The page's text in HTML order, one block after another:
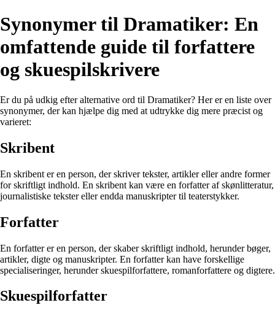
Synonymer til Dramatiker: En
omfattende guide til forfattere
og skuespilskrivere
Er du på udkig efter alternative ord til Dramatiker? Her er en liste over
synonymer, der kan hjælpe dig med at udtrykke dig mere præcist og
varieret:
Skribent
En skribent er en person, der skriver tekster, artikler eller andre former
for skriftligt indhold. En skribent kan være en forfatter af skønlitteratur,
journalistiske tekster eller endda manuskripter til teaterstykker.
Forfatter
En forfatter er en person, der skaber skriftligt indhold, herunder bøger,
artikler, digte og manuskripter. En forfatter kan have forskellige
specialiseringer, herunder skuespilforfattere, romanforfattere og digtere.
Skuespilforfatter